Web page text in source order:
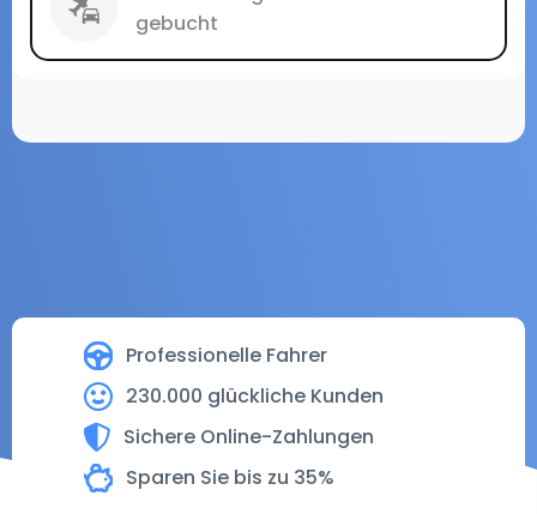
Professionelle Fahrer
230.000 glückliche Kunden
Sichere Online-Zahlungen
Sparen Sie bis zu 35%
gebucht